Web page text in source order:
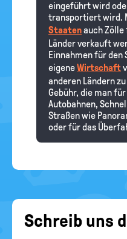
eingeführt wird
transportiert wird.
Staatenauch Zölle
Länder verkauft
Einnahmen für den
eigeneWirtschaft
anderen Ländern
Gebühr, die man
Autobahnen,
Straßen wie
oder für das
Schreib uns